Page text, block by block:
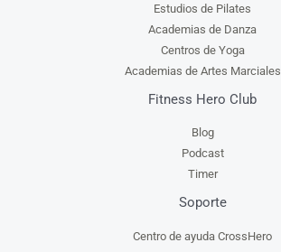
Estudios de Pilates
Academias de Danza
Centros de Yoga
Academias de Artes Marciales
Fitness Hero Club
Blog
Podcast
Timer
Soporte
Centro de ayuda CrossHero